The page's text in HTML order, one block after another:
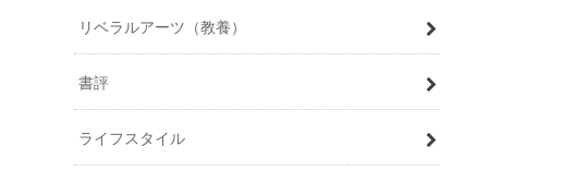
リベラルアーツ（教養）
書評
ライフスタイル